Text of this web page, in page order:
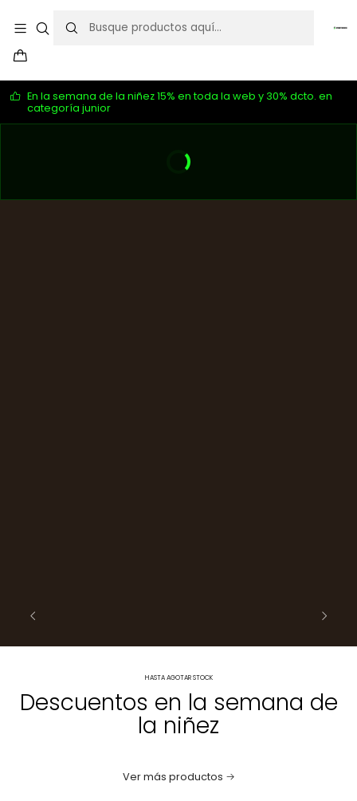
En la semana de la niñez 15% en toda la web y 30% dcto. en
categoría junior
HASTA AGOTAR STOCK
Descuentos en la semana de
la niñez
Ver más productos